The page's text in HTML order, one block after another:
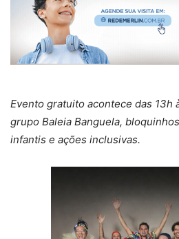
Evento gratuito acontece das 13h
grupo Baleia Banguela,
infantis e ações inclusivas.